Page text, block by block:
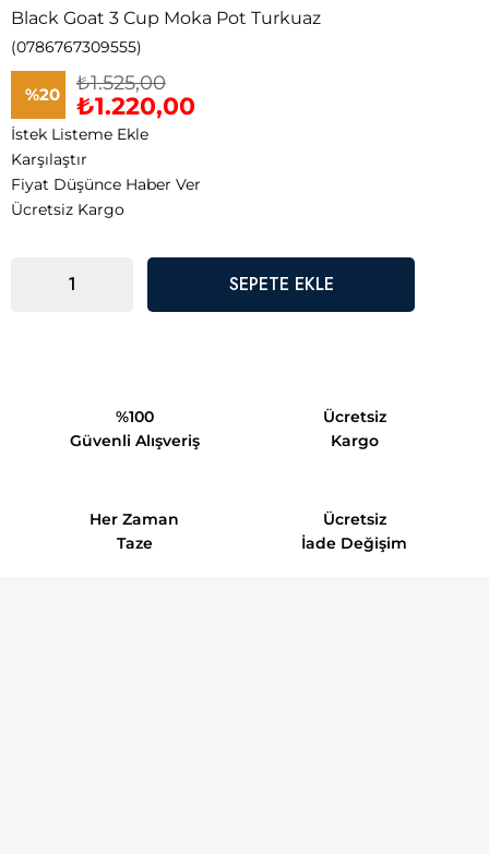
Black Goat 3 Cup Moka Pot Turkuaz
(0786767309555)
%20
İndirim
₺1.525,00
₺1.220,00
İstek Listeme Ekle
Karşılaştır
Fiyat Düşünce Haber Ver
Ücretsiz Kargo
%100
Güvenli Alışveriş
Ücretsiz
Kargo
Her Zaman
Taze
Ücretsiz
İade Değişim